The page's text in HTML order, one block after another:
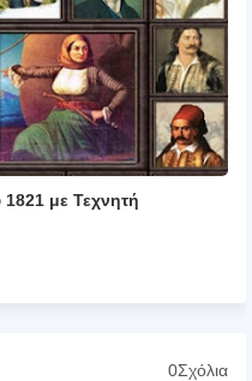
με Τεχνητή
0Σχόλια